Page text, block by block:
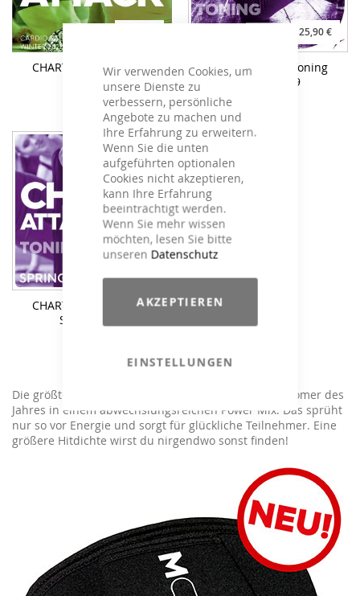
Wir verwenden Cookies, um
unsere Dienste zu
verbessern, persönliche
Angebote zu machen und
Ihre Erfahrung zu erweitern.
Wenn Sie die unten
aufgeführten optionalen
Cookies nicht akzeptieren,
kann Ihre Erfahrung
beeinträchtigt werden.
Wenn Sie mehr wissen
möchten, lesen Sie bitte
unseren Datenschutz
AKZEPTIEREN
EINSTELLUNGEN
CHART ATTACK Winter
2022
25,90 €
CHART ATTACK Toning
Winter 2019
CHART ATTACK Toning
Spring 2018
Die größten Hits, Chartstürmer und heißesten Newcomer des
Jahres in einem abwechslungsreichen Power Mix. Das sprüht
nur so vor Energie und sorgt für glückliche Teilnehmer. Eine
größere Hitdichte wirst du nirgendwo sonst finden!